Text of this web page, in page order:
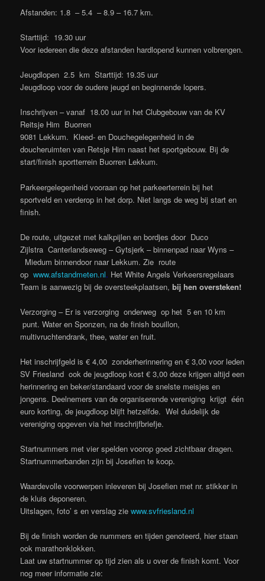
Afstanden: 1.8 – 5.4 – 8.9 – 16.7 km.
Starttijd: 19.30 uur
Voor iedereen die deze afstanden hardlopend kunnen volbrengen.
Jeugdlopen 2.5 km Starttijd: 19.35 uur
Jeugdloop voor de oudere jeugd en beginnende lopers.
Inschrijven – vanaf 18.00 uur in het Clubgebouw van de KV
Reitsje Him Buorren
9081 Lekkum. Kleed- en Douchegelegenheid in de
doucheruimten van Retsje Him naast het sportgebouw. Bij de
start/finish sportterrein Buorren Lekkum.
Parkeergelegenheid vooraan op het parkeerterrein bij het
sportveld en verderop in het dorp. Niet langs de weg bij start en
finish.
De route, uitgezet met kalkpijlen en bordjes door Duco
Zijlstra Canterlandseweg – Gytsjerk – binnenpad naar Wyns –
Miedum binnendoor naar Lekkum. Zie route
opwww.afstandmeten.nl. Het White Angels Verkeersregelaars
Team is aanwezig bij de oversteekplaatsen,bij hen oversteken!
Verzorging – Er is verzorging onderweg op het 5 en 10 km
punt.Water en Sponzen, na de finish bouillon,
multivruchtendrank, thee, water en fruit.
Het inschrijfgeld is € 4,00 zonderherinnering en € 3,00 voor leden
SV Friesland ook de jeugdloop kost € 3,00 deze krijgen altijd een
herinnering en beker/standaard voor de snelste meisjes en
jongens. Deelnemers van de organiserende vereniging krijgt één
euro korting,de jeugdloop blijft hetzelfde. Wel duidelijk de
vereniging opgeven via het inschrijfbriefje.
Startnummers met vier spelden voorop goed zichtbaar dragen.
Startnummerbanden zijn bij Josefien te koop.
Waardevolle voorwerpen inleveren bij Josefien met nr. stikker in
de kluis deponeren.
Uitslagen, foto’ s en verslag ziewww.svfriesland.nl
Bij de finish worden de nummers en tijden genoteerd, hier staan
ook marathonklokken.
Laat uw startnummer op tijd zien als u over de finish komt. Voor
nog meer informatie zie: